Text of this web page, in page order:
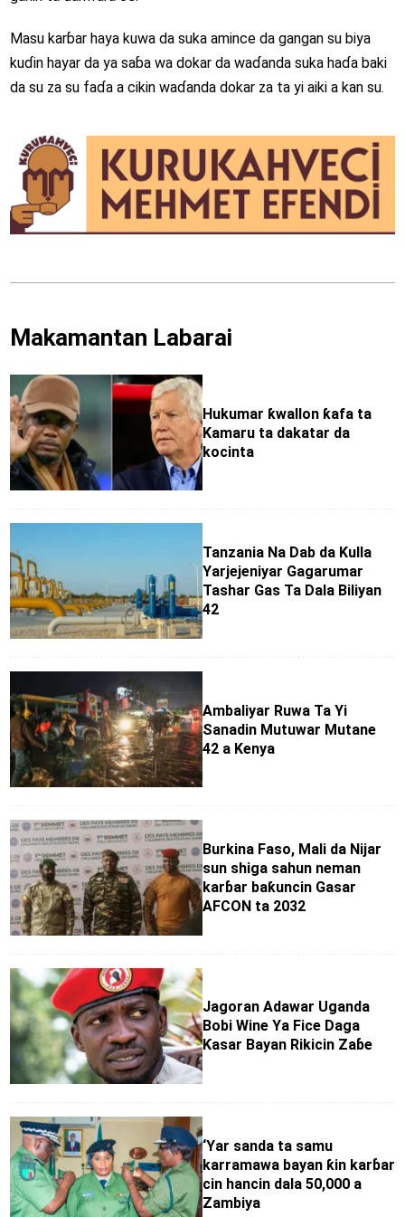
Masu karɓar haya kuwa da suka amince da gangan su biya
kuɗin hayar da ya saɓa wa dokar da waɗanda suka haɗa baki
da su za su faɗa a cikin waɗanda dokar za ta yi aiki a kan su.
Makamantan Labarai
Hukumar ƙwallon ƙafa ta
Kamaru ta dakatar da
kocinta
Tanzania Na Dab da Kulla
Yarjejeniyar Gagarumar
Tashar Gas Ta Dala Biliyan
42
Ambaliyar Ruwa Ta Yi
Sanadin Mutuwar Mutane
42 a Kenya
Burkina Faso, Mali da Nijar
sun shiga sahun neman
karɓar baƙuncin Gasar
AFCON ta 2032
Jagoran Adawar Uganda
Bobi Wine Ya Fice Daga
Ƙasar Bayan Rikicin Zaɓe
‘Yar sanda ta samu
karramawa bayan ƙin karɓar
cin hancin dala 50,000 a
Zambiya